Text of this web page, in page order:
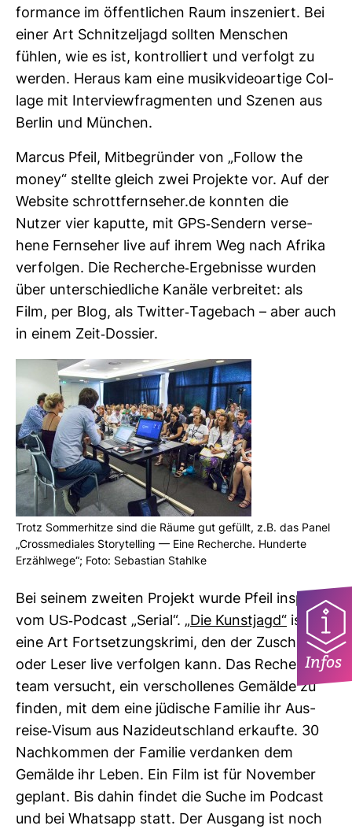
for­mance im öffent­li­chen Raum insze­niert. Bei
einer Art Schnit­zel­jagd sollten Men­schen
fühlen, wie es ist, kon­trol­liert und ver­folgt zu
werden. Heraus kam eine musik­vi­deo­ar­tige Col­
lage mit Inter­viewfrag­menten und Szenen aus
Berlin und Mün­chen.
Marcus Pfeil, Mit­be­gründer von „Follow the
money“ stellte gleich zwei Pro­jekte vor. Auf der
Web­site schrott­fern­seher.de konnten die
Nutzer vier kaputte, mit GPS-​Sen­dern ver­se­
hene Fern­seher live auf ihrem Weg nach Afrika
ver­folgen. Die Recherche-​Ergeb­nisse wurden
über unter­schied­liche Kanäle ver­breitet: als
Film, per Blog, als Twitter-​Tage­bach – aber auch
in einem Zeit-​Dos­sier.
Trotz Som­mer­hitze sind die Räume gut gefüllt, z.B. das Panel
„Cross­me­diales Sto­ry­tel­ling — Eine Recherche. Hun­derte
Erzähl­wege“; Foto: Sebas­tian Stahlke
Bei seinem zweiten Pro­jekt wurde Pfeil inspi­riert
vom US-​Pod­cast „Serial“. „Die Kunst­jagd“ ist
eine Art Fort­set­zungs­krimi, den der Zuschauer
oder Leser live ver­folgen kann. Das Recher­che­
team ver­sucht, ein ver­schol­lenes Gemälde zu
finden, mit dem eine jüdi­sche Familie ihr Aus­
reise-​Visum aus Nazi­deutsch­land erkaufte. 30
Nach­kommen der Familie ver­danken dem
Gemälde ihr Leben. Ein Film ist für November
geplant. Bis dahin findet die Suche im Pod­cast
und bei Whatsapp statt. Der Aus­gang ist noch
Infos